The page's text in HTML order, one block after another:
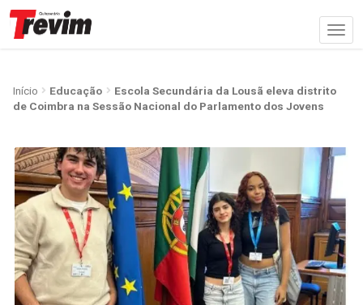
Início Educação
Escola Secundária da Lousã eleva distrito
de Coimbra na Sessão Nacional do Parlamento dos Jovens